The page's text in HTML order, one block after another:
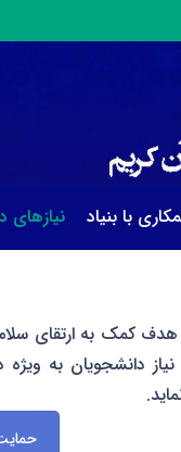
با بنیاد نیازهای
با هدف کمک به
دانشجویان به